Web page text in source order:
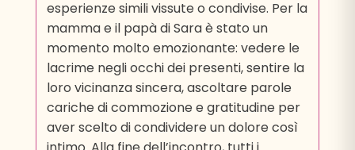
esperienze simili vissute o condivise. Per la
mamma e il papà di Sara è stato un
momento molto emozionante: vedere le
lacrime negli occhi dei presenti, sentire la
loro vicinanza sincera, ascoltare parole
cariche di commozione e gratitudine per
aver scelto di condividere un dolore così